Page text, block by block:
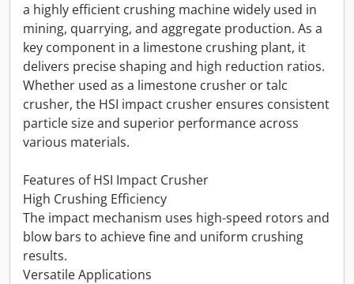
a highly efficient crushing machine widely used in
mining, quarrying, and aggregate production. As a
key component in a limestone crushing plant, it
delivers precise shaping and high reduction ratios.
Whether used as a limestone crusher or talc
crusher, the HSI impact crusher ensures consistent
particle size and superior performance across
various materials.
Features of HSI Impact Crusher
High Crushing Efficiency
The impact mechanism uses high-speed rotors and
blow bars to achieve fine and uniform crushing
results.
Versatile Applications